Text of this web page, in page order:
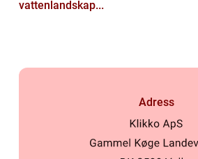
vattenlandskap...
Adress